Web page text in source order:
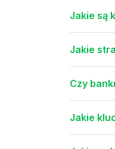
Jakie są
Jakie
Czy
Jakie